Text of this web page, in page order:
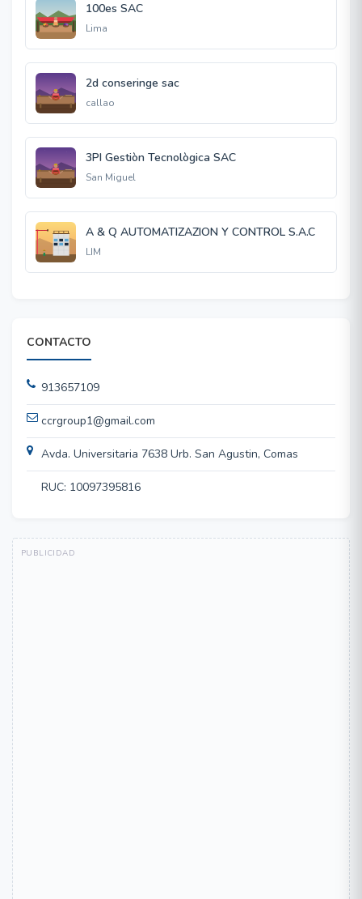
100es SAC
Lima
2d conseringe sac
callao
3PI Gestiòn Tecnològica SAC
San Miguel
A & Q AUTOMATIZAZION Y CONTROL S.A.C
LIM
CONTACTO
913657109
ccrgroup1@gmail.com
Avda. Universitaria 7638 Urb. San Agustin, Comas
RUC: 10097395816